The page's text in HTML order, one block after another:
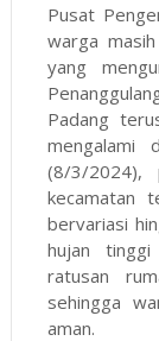
Pusat
warga
yang
Padang
mengalami
(8/3/2024),
kecamatan
bervariasi
hujan
ratusan
sehingga
aman.